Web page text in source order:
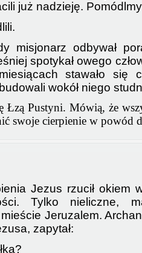
już nadzieję.
misjonarz odbywał
spotykał owego
stawało się
wokół niego
Łzą Pustyni. Mówią, że
swoje cierpienie w powód
Jezus rzucił okiem
Tylko nieliczne,
mieście Jeruzalem.
zapytał: